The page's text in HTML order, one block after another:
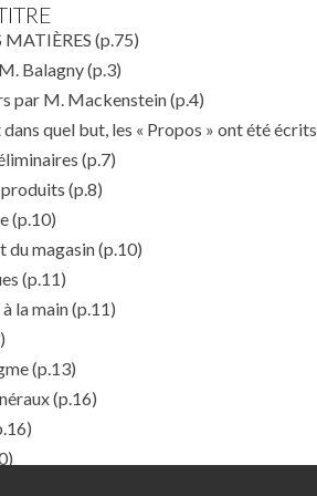
MATIÈRES (p.75)
Balagny(p.3)
par M. Mackenstein(p.4)
quel but, les « Propos » ont été écrits
(p.7)
(p.8)
(p.10)
du magasin(p.10)
(p.11)
la main(p.11)
(p.13)
(p.16)